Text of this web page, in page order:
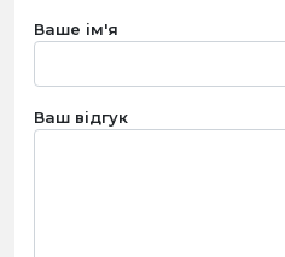
Ваше ім'я
Ваш відгук